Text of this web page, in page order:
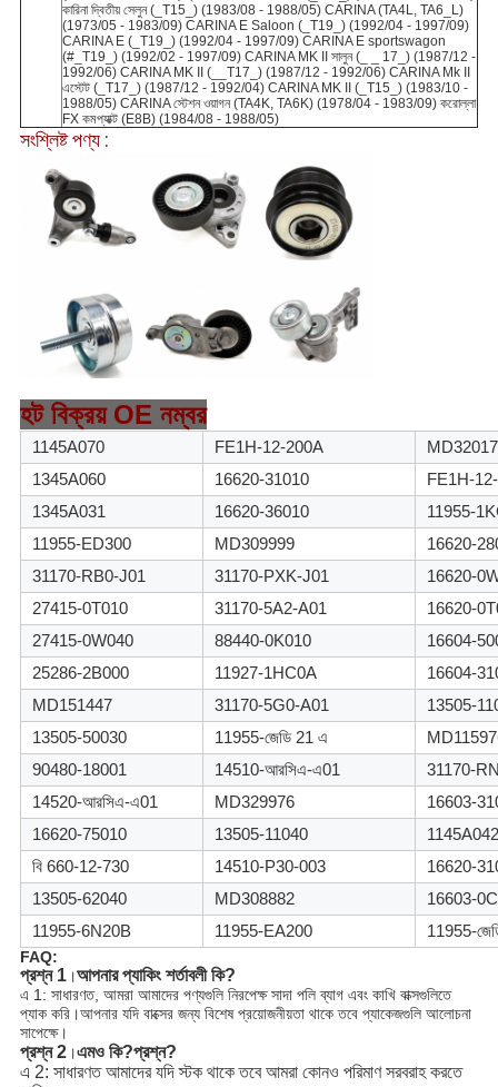
কারিনা দ্বিতীয় সেলুন (_T15_) (1983/08 - 1988/05) CARINA (TA4L, TA6_L)
(1973/05 - 1983/09) CARINA E Saloon (_T19_) (1992/04 - 1997/09)
CARINA E (_T19_) (1992/04 - 1997/09) CARINA E sportswagon
(#_T19_) (1992/02 - 1997/09) CARINA MK II সালুন (_ _ 17_) (1987/12 -
1992/06) CARINA MK II (__T17_) (1987/12 - 1992/06) CARINA Mk II
এস্টেট (_T17_) (1987/12 - 1992/04) CARINA MK II (_T15_) (1983/10 -
1988/05) CARINA স্টেশন ওয়াগন (TA4K, TA6K) (1978/04 - 1983/09) করোল্লা
FX কমপ্যাক্ট (E8B) (1984/08 - 1988/05)
সংশ্লিষ্ট পণ্য :
হট বিক্রয় OE নম্বর
1145A070 FE1H-12-200A
1345A060
16620-31010
FE1H-
1345A031
16620-36010
11955-
11955-ED300
MD309999
16620-
31170-RB0-J01
31170-PXK-J01
16620-
27415-0T010
31170-5A2-A01
16620-
27415-0W040
88440-0K010
16604-
25286-2B000
11927-1HC0A
16604-
MD151447
31170-5G0-A01
13505-
13505-50030
11955-জেডি 21 এ
90480-18001
14510-আরসিএ-এ01
31170-
14520-আরসিএ-এ01
MD329976
16603-
16620-75010
13505-11040
1145A042
বি 660-12-730
14510-P30-003
16620-
13505-62040
MD308882
16603-
11955-6N20B
11955-EA200 11955-
FAQ:
প্রশ্ন 1।আপনার প্যাকিং শর্তাবলী কি?
এ 1: সাধারণত, আমরা আমাদের পণ্যগুলি নিরপেক্ষ সাদা পলি ব্যাগ এবং কাখি বাক্সগুলিতে
প্যাক করি।আপনার যদি বাক্সের জন্য বিশেষ প্রয়োজনীয়তা থাকে তবে প্যাকেজগুলি আলোচনা
সাপেক্ষে।
প্রশ্ন 2।এমও কি?প্রশ্ন?
এ 2: সাধারণত আমাদের যদি স্টক থাকে তবে আমরা কোনও পরিমাণ সরবরাহ করতে